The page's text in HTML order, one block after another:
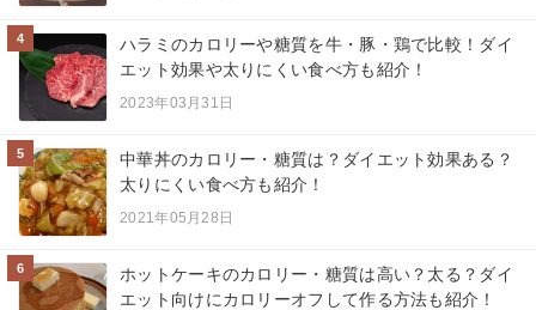
4
ハラミのカロリーや糖質を牛・豚・鶏で比較！ダイ
エット効果や太りにくい食べ方も紹介！
2023年03月31日
5
中華丼のカロリー・糖質は？ダイエット効果ある？
太りにくい食べ方も紹介！
2021年05月28日
6
ホットケーキのカロリー・糖質は高い？太る？ダイ
エット向けにカロリーオフして作る方法も紹介！